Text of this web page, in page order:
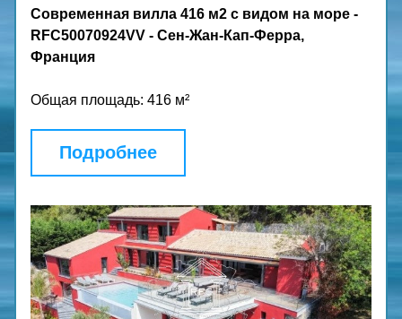
Современная вилла 416 м2 с видом на море -
RFC50070924VV - Сен-Жан-Кап-Ферра,
Франция
Общая площадь: 416 м²
Подробнее